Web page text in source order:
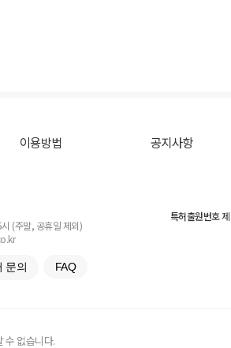
이용방법 공지사항
(주말, 공휴일 제외)
문의 FAQ
특허출원번호
수 없습니다.